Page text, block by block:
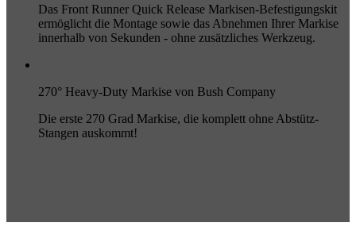
Das Front Runner Quick Release Markisen-Befestigungskit
ermöglicht die Montage sowie das Abnehmen Ihrer Markise
innerhalb von Sekunden - ohne zusätzliches Werkzeug.
270° Heavy-Duty Markise von Bush Company
Die erste 270 Grad Markise, die komplett ohne Abstütz-
Stangen auskommt!